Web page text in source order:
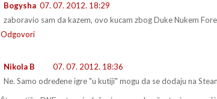
Bogysha 07. 07. 2012. 18:29
zaboravio sam da kazem, ovo kucam zbog Duke Nukem
Odgovori
Nikola B
07. 07. 2012. 18:36
Ne. Samo određene igre "u kutiji" mogu da se dodaju na